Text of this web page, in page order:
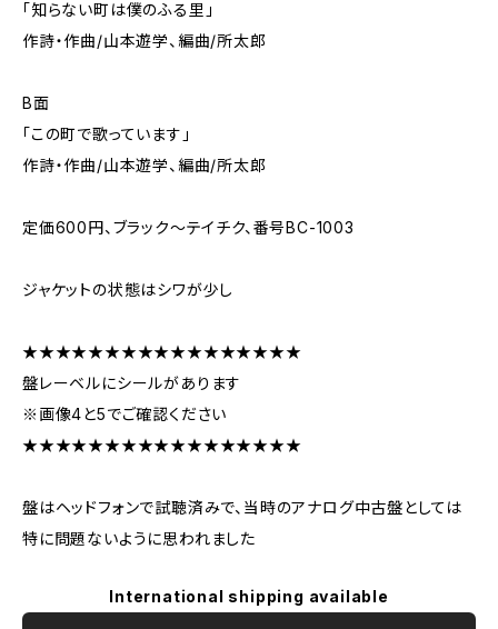
「知らない町は僕のふる里」
作詩・作曲/山本遊学、編曲/所太郎
B面
「この町で歌っています」
作詩・作曲/山本遊学、編曲/所太郎
定価600円、ブラック～テイチク、番号BC-1003
ジャケットの状態はシワが少し
★★★★★★★★★★★★★★★★★
盤レーベルにシールがあります
※画像4と5でご確認ください
★★★★★★★★★★★★★★★★★
盤はヘッドフォンで試聴済みで、当時のアナログ中古盤としては
特に問題ないように思われました
International shipping available